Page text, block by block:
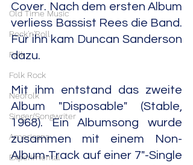
Old Time Music
Rock'n'Roll
Folk
Folk Rock
Neofolk
Singer/Songwriter
Americana
Experimental
Cover. Nach dem ersten Album
verliess Bassist Rees die Band.
Für ihn kam Duncan Sanderson
dazu.
Mit ihm entstand das zweite
Album "Disposable" (Stable,
1968). Ein Albumsong wurde
zusammen mit einem Non-
Album-Track auf einer 7"-Single